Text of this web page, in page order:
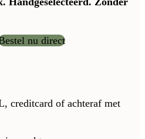
nu direct
creditcard of achteraf met